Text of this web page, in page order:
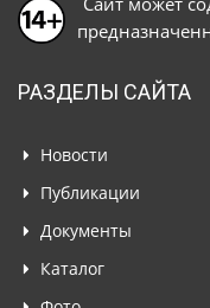
РАЗДЕЛЫ САЙТА
Новости
Публикации
Документы
Каталог